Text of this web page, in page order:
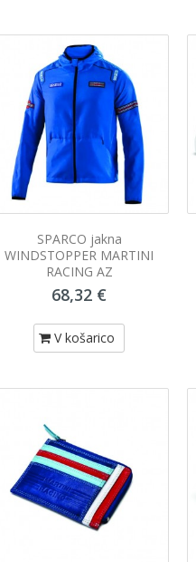
SPARCO jakna
WINDSTOPPER MARTINI
RACING AZ
68,32 €
V košarico